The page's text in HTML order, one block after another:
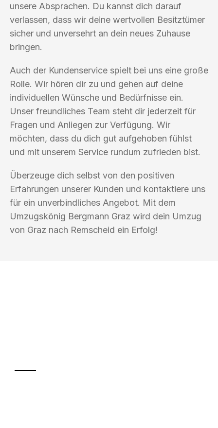
unsere Absprachen. Du kannst dich darauf
verlassen, dass wir deine wertvollen Besitztümer
sicher und unversehrt an dein neues Zuhause
bringen.
Auch der Kundenservice spielt bei uns eine große
Rolle. Wir hören dir zu und gehen auf deine
individuellen Wünsche und Bedürfnisse ein.
Unser freundliches Team steht dir jederzeit für
Fragen und Anliegen zur Verfügung. Wir
möchten, dass du dich gut aufgehoben fühlst
und mit unserem Service rundum zufrieden bist.
Überzeuge dich selbst von den positiven
Erfahrungen unserer Kunden und kontaktiere uns
für ein unverbindliches Angebot. Mit dem
Umzugskönig Bergmann Graz wird dein Umzug
von Graz nach Remscheid ein Erfolg!